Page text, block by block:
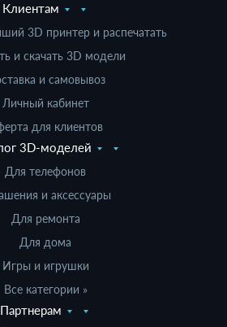
Клиентам
3D принтер и распечатать
и скачать 3D модели
и самовывоз
Личный кабинет
для клиентов
3D-моделей
Для телефонов
и аксессуары
Для ремонта
Для дома
Игры и игрушки
Все категории »
Партнерам